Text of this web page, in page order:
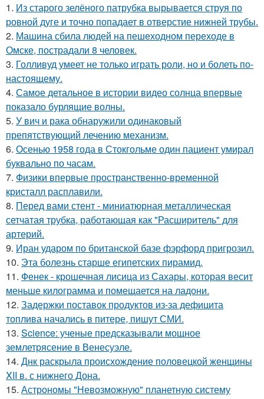
1. Из старого зелёного патрубка вырывается струя по
ровной дуге и точно попадает в отверстие нижней трубы.
2. Машина сбила людей на пешеходном переходе в
Омске, пострадали 8 человек.
3. Голливуд умеет не только играть роли, но и болеть по-
настоящему.
4. Самое детальное в истории видео солнца впервые
показало бурлящие волны.
5. У вич и рака обнаружили одинаковый
препятствующий лечению механизм.
6. Осенью 1958 года в Стокгольме один пациент умирал
буквально по часам.
7. Физики впервые пространственно-временной
кристалл расплавили.
8. Перед вами стент - миниатюрная металлическая
сетчатая трубка, работающая как "Расширитель" для
артерий.
9. Иран ударом по британской базе фэрфорд пригрозил.
10. Эта болезнь старше египетских пирамид.
11. Фенек - крошечная лисица из Сахары, которая весит
меньше килограмма и помещается на ладони.
12. Задержки поставок продуктов из-за дефицита
топлива начались в питере, пишут СМИ.
13. Science: ученые предсказывали мощное
землетрясение в Венесуэле.
14. Днк раскрыла происхождение половецкой женщины
XII в. с нижнего Дона.
15. Астрономы "Невозможную" планетную систему